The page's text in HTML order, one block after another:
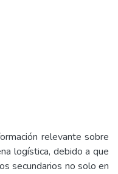
relevante sobre
logística, debido a que
secundarios no solo en